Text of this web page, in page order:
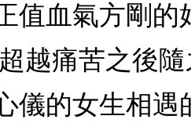
值血氣方剛的
越痛苦之後隨
儀的女生相遇